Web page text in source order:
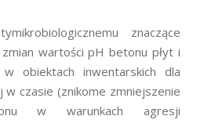
znaczące
wartości pH betonu płyt i
obiektach inwentarskich dla
w czasie (znikome zmniejszenie
w warunkach agresji